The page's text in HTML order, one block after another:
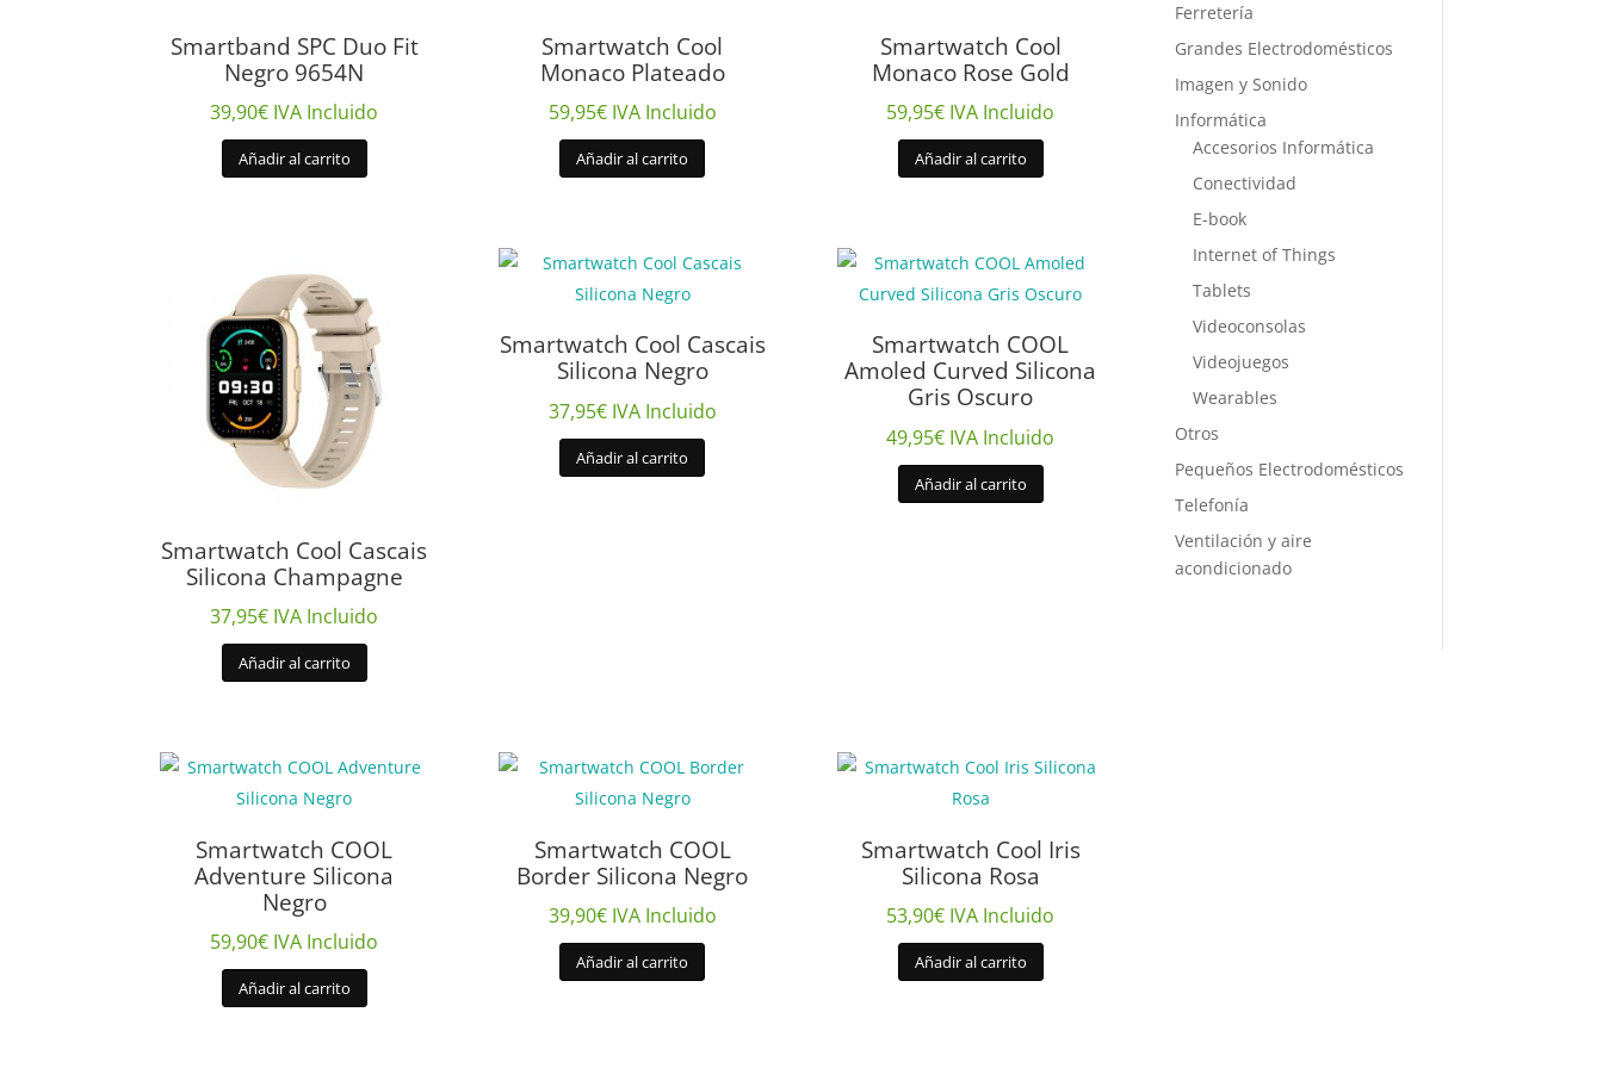
Smartband SPC Duo Fit
Negro 9654N
39,90€ IVA Incluido
Añadir al carrito
Smartwatch Cool
Monaco Plateado
59,95€ IVA Incluido
Añadir al carrito
Smartwatch Cool
Monaco Rose Gold
59,95€ IVA Incluido
Añadir al carrito
Smartwatch Cool Cascais
Silicona Champagne
37,95€ IVA Incluido
Añadir al carrito
Smartwatch Cool Cascais
Silicona Negro
37,95€ IVA Incluido
Añadir al carrito
Smartwatch COOL
Amoled Curved Silicona
Gris Oscuro
49,95€ IVA Incluido
Añadir al carrito
Smartwatch COOL
Adventure Silicona
Negro
59,90€ IVA Incluido
Añadir al carrito
Smartwatch COOL
Border Silicona Negro
39,90€ IVA Incluido
Añadir al carrito
Smartwatch Cool Iris
Silicona Rosa
53,90€ IVA Incluido
Añadir al carrito
Ferretería
Grandes Electrodomésticos
Imagen y Sonido
Informática
Accesorios Informática
Conectividad
E-book
Internet of Things
Tablets
Videoconsolas
Videojuegos
Wearables
Otros
Pequeños Electrodomésticos
Telefonía
Ventilación y aire
acondicionado